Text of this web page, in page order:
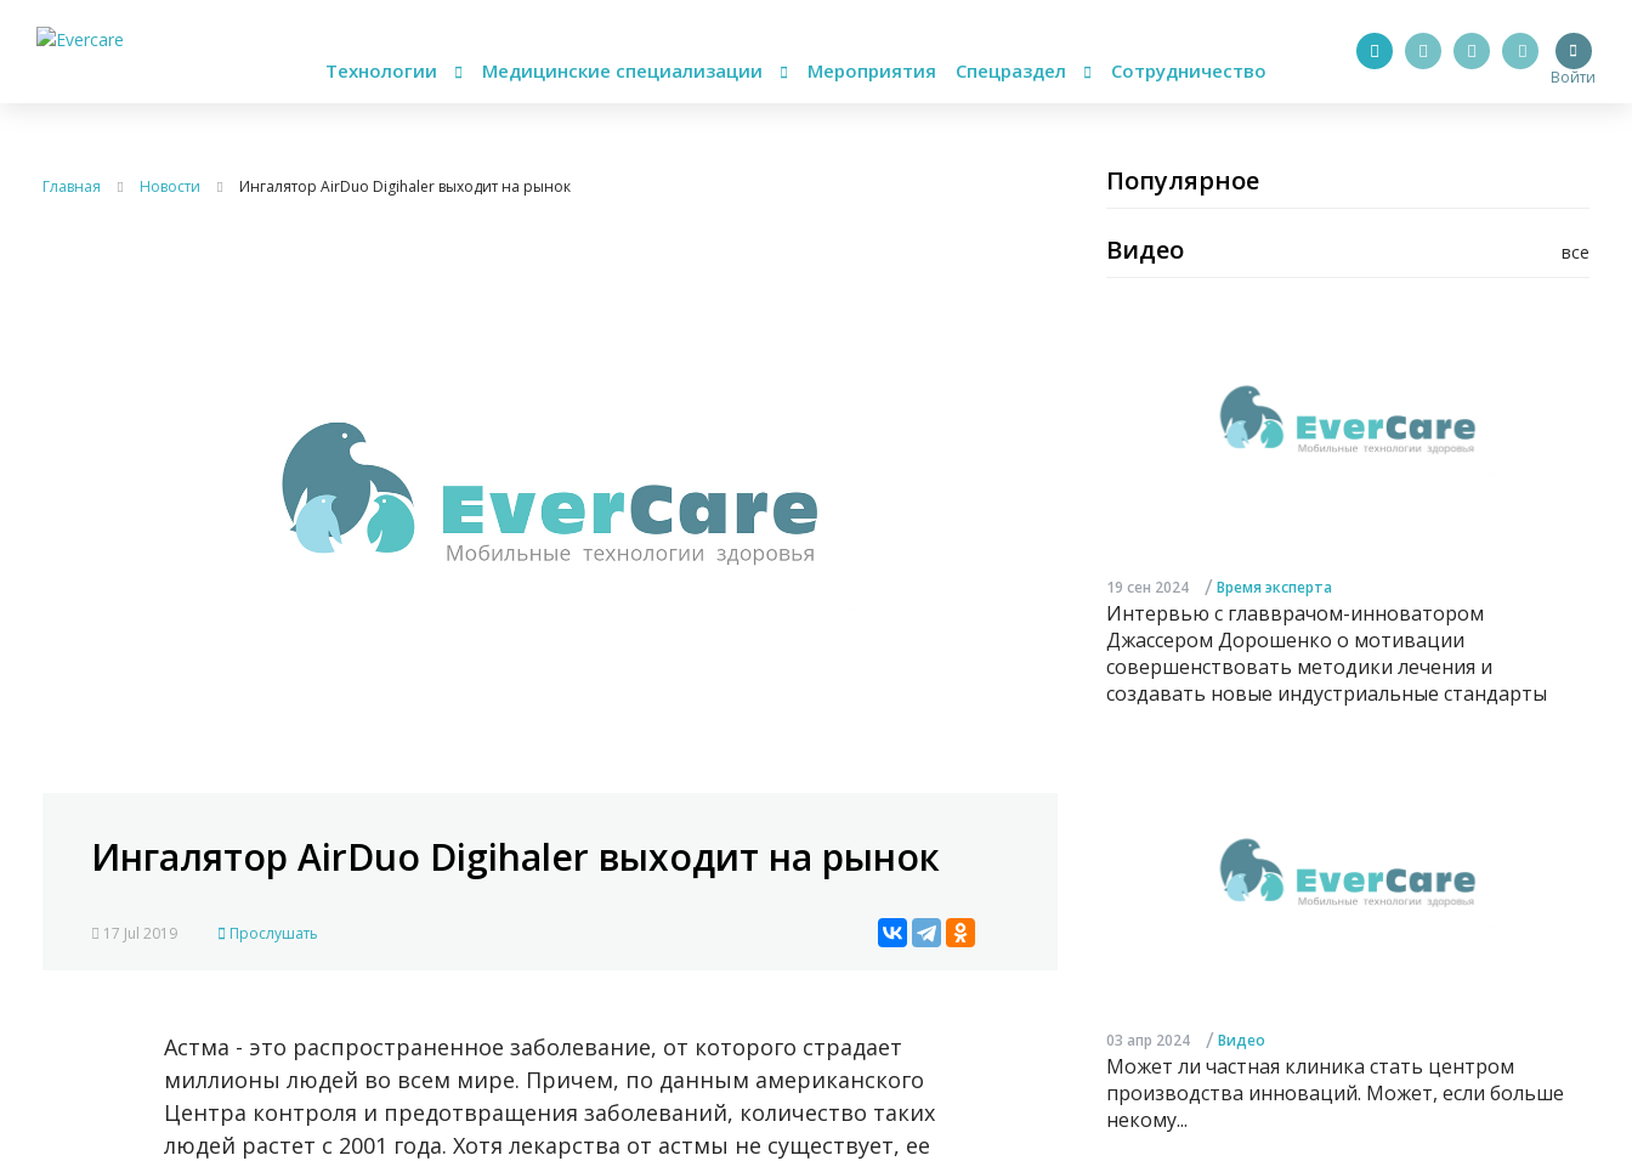
Технологии Медицинские специализации Мероприятия Спецраздел Сотрудничество Войти
Главная Новости Ингалятор AirDuo Digihaler выходит на рынок
Ингалятор AirDuo Digihaler выходит на рынок
17 Jul 2019 Прослушать
Астма - это распространенное заболевание, от которого страдает
миллионы людей во всем мире. Причем, по данным американского
Центра контроля и предотвращения заболеваний, количество таких
людей растет с 2001 года. Хотя лекарства от астмы не существует, ее
Популярное
все
Видео
19 сен 2024 / Время эксперта
Интервью с главврачом-инноватором
Джассером Дорошенко о мотивации
совершенствовать методики лечения и
создавать новые индустриальные стандарты
03 апр 2024 / Видео
Может ли частная клиника стать центром
производства инноваций. Может, если больше
некому...